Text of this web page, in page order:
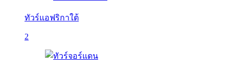
ทัวร์แอฟริกาใต้
2